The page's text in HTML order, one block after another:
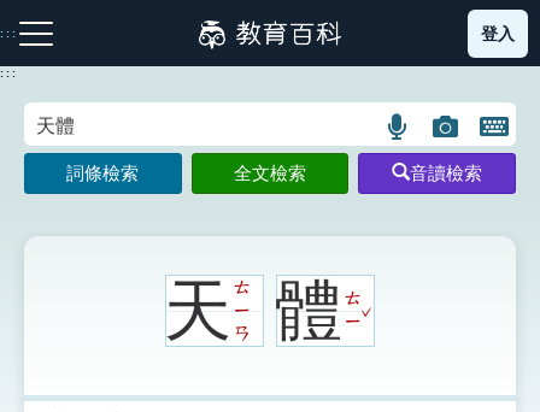
到
主
:::
注音索引圖示 筆畫索引圖示 部首索引表圖示
登入
:::
語
言
搜
圖
片
搜
開
鍵
圖
詞條檢索 全文檢索 音讀檢索
天ㄊ
ㄧ
ㄢ
體ㄊ
ㄧ
ˇ